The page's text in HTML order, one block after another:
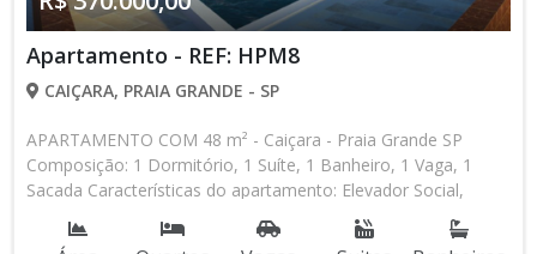
Apartamento - REF: HPM8
CAIÇARA, PRAIA GRANDE - SP
APARTAMENTO COM 48 m² - Caiçara - Praia Grande SP
Composição: 1 Dormitório, 1 Suíte, 1 Banheiro, 1 Vaga, 1
Sacada Características do apartamento: Elevador Social,
Elevador de Serviço, Acessibilidade, Portão Automático,
Interfone, Piscina, Salão de Jogos, Salão de Festas,